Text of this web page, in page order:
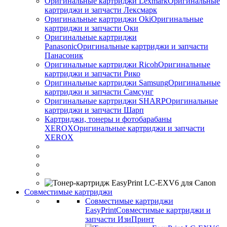
картриджи и запчасти Лексмарк
Оригинальные картриджи ОkiОригинальные
картриджи и запчасти Оки
Оригинальные картриджи
PanasonicОригинальные картриджи и запчасти
Панасоник
Оригинальные картриджи RicohОригинальные
картриджи и запчасти Рико
Оригинальные картриджи SamsungОригинальные
картриджи и запчасти Самсунг
Оригинальные картриджи SHARPОригинальные
картриджи и запчасти Шарп
Картриджи, тонеры и фотобарабаны
XEROXОригинальные картриджи и запчасти
XEROX
Совместимые картриджи
Совместимые картриджи
EasyPrintСовместимые картриджи и
запчасти ИзиПринт